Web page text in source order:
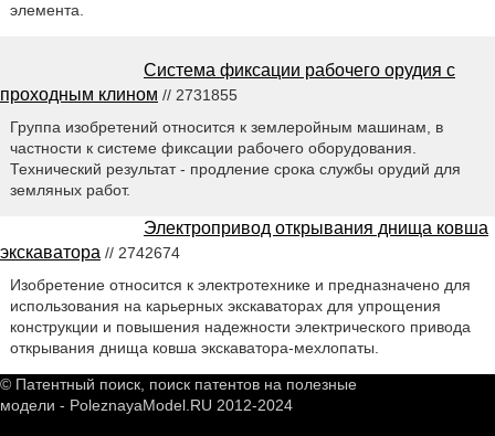
элемента.
Система фиксации рабочего орудия с
проходным клином // 2731855
Группа изобретений относится к землеройным машинам, в
частности к системе фиксации рабочего оборудования.
Технический результат - продление срока службы орудий для
земляных работ.
Электропривод открывания днища ковша
экскаватора // 2742674
Изобретение относится к электротехнике и предназначено для
использования на карьерных экскаваторах для упрощения
конструкции и повышения надежности электрического привода
открывания днища ковша экскаватора-мехлопаты.
© Патентный поиск, поиск патентов на полезные
модели - PoleznayaModel.RU 2012-2024